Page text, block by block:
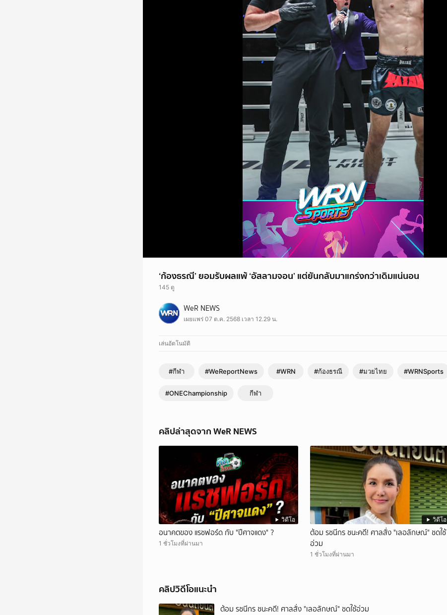
‘ก้องธรณี’ ยอมรับผลแพ้ ‘อัสลามจอน’ แต่ยันกลับมาแกร่งกว่าเดิมแน่นอน
145 ดู
‘ก้องธรณี’ ยอมรับผลแพ้ ‘อัสลามจอน’ แต่ยันกลับมาแกร่งกว่าเดิมแน่นอน
WeR NEWS
เผยแพร่ 07 ต.ค. 2568 เวลา 12.29 น.
เล่นอัตโนมัติ
#กีฬา #WeReportNews #WRN #ก้องธรณี #มวยไทย #WRNSports
#ONEChampionship กีฬา
คลิปล่าสุดจาก WeR NEWS
วิดีโอ
อนาคตของ แรชฟอร์ด กับ "ปีศาจแดง" ?
1 ชั่วโมงที่ผ่านมา
วิดีโอ
ต้อม รชนีกร ชนะคดี! ศาลสั่ง "เลอลักษณ์" ชดใช้
อ่วม
1 ชั่วโมงที่ผ่านมา
คลิปวิดีโอแนะนำ
ต้อม รชนีกร ชนะคดี! ศาลสั่ง "เลอลักษณ์" ชดใช้อ่วม